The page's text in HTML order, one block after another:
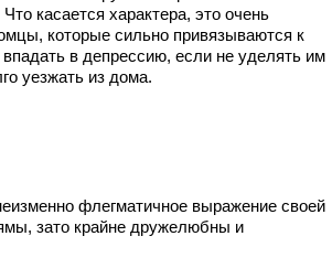
касается характера, это очень
которые сильно привязываются к
в депрессию, если не уделять им
уезжать из дома.
флегматичное выражение своей
зато крайне дружелюбны и